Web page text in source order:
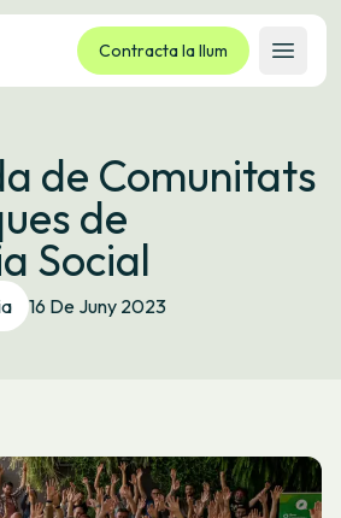
Contracta la llum
Obrir
de Comunitats
de
Social
16 De Juny 2023